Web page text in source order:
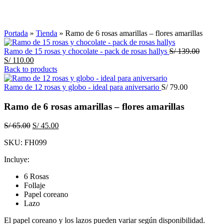
Portada » Tienda » Ramo de 6 rosas amarillas – flores amarillas
Ramo de 15 rosas y chocolate - pack de rosas hallys S/139.00El
S/110.00El
precio
actual
es:
Back to products
Ramo de 12 rosas y globo - ideal para aniversario S/79.00
Ramo de 6 rosas amarillas – flores amarillas
S/65.00 El
original
S/45.00El
SKU: FH099
Incluye:
6 Rosas
Follaje
Papel coreano
Lazo
El papel coreano y los lazos pueden variar según disponibilidad.